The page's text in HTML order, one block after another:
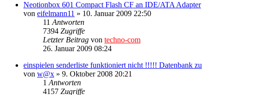
Neotionbox 601 Compact Flash CF an IDE/ATA Adapter
von eifelmann11 » 10. Januar 2009 22:50
11 Antworten
7394 Zugriffe
Letzter Beitrag von techno-com
26. Januar 2009 08:24
einspielen senderliste funktioniert nicht !!!!! Datenbank zu
von w@x » 9. Oktober 2008 20:21
1 Antworten
4157 Zugriffe